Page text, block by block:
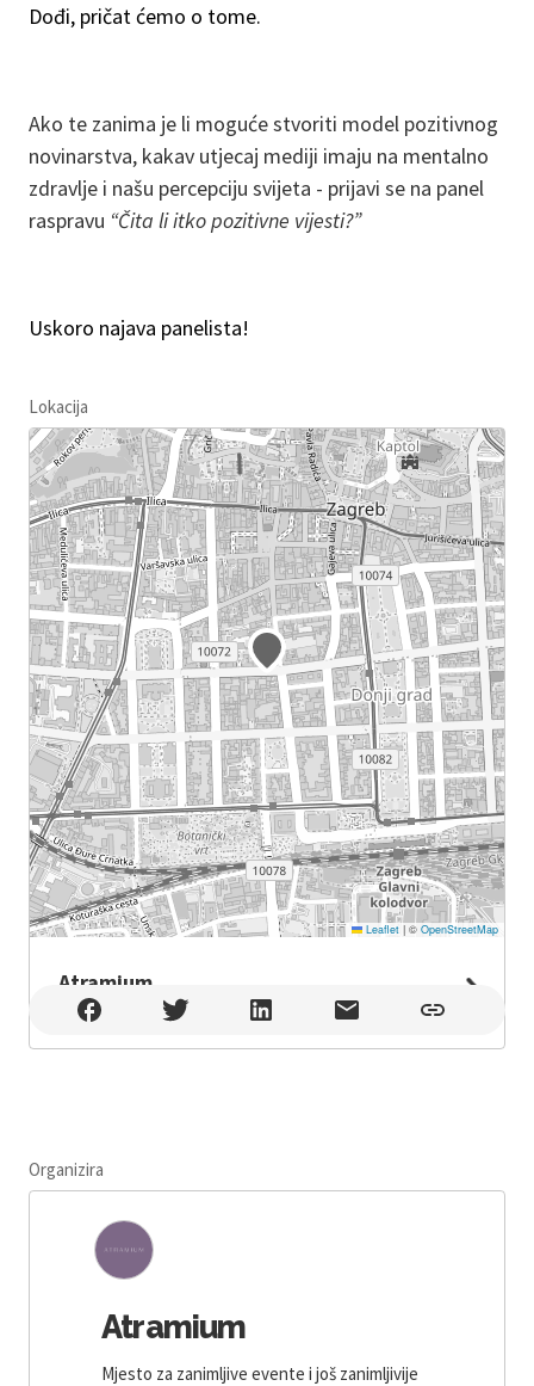
Dođi, pričat ćemo o tome.
Ako te zanima je li moguće stvoriti model pozitivnog
novinarstva, kakav utjecaj mediji imaju na mentalno
zdravlje i našu percepciju svijeta - prijavi se na panel
raspravu “Čita li itko pozitivne vijesti?”
Uskoro najava panelista!
Lokacija
Leaflet |© OpenStreetMap
Atramium
Atramium , Zagreb
Organizira
Atramium
Mjesto za zanimljive evente i još zanimljivije